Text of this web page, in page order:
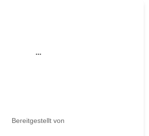
...
Bereitgestellt von